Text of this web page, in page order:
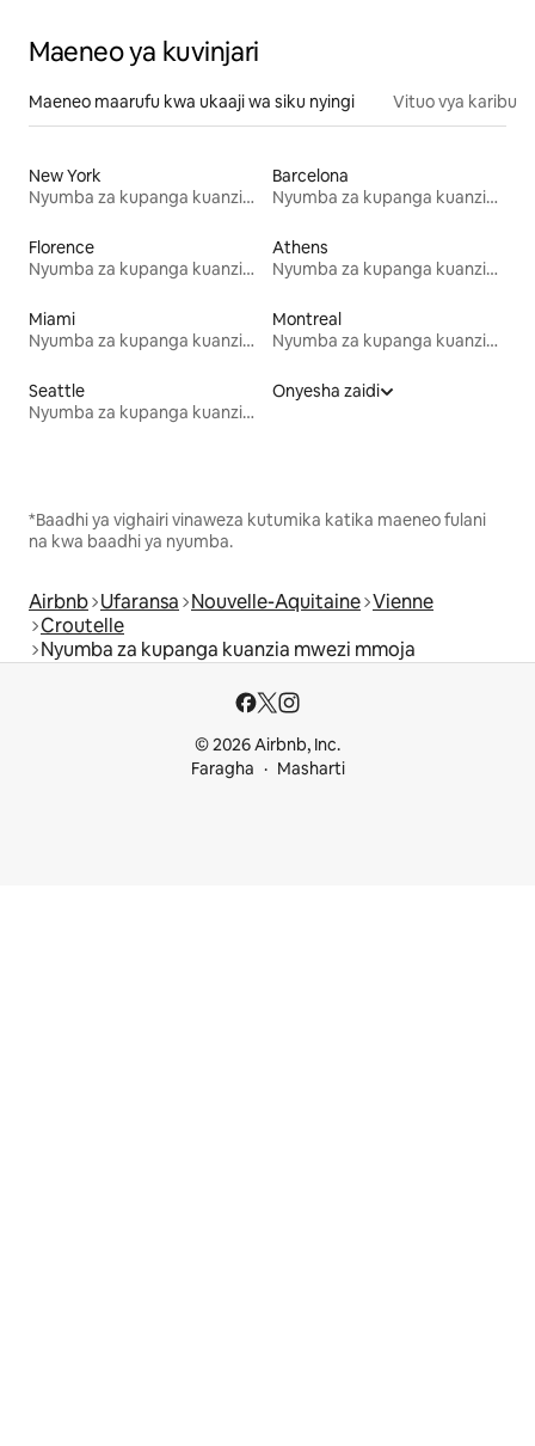
Maeneo ya kuvinjari
Maeneo maarufu kwa ukaaji wa siku nyingi Vituo vya karibu
New York
Nyumba za kupanga kuanzia mwezi mmoja
Barcelona
Nyumba za kupanga kuanzia mwezi mmoja
Florence
Nyumba za kupanga kuanzia mwezi mmoja
Athens
Nyumba za kupanga kuanzia mwezi mmoja
Miami
Nyumba za kupanga kuanzia mwezi mmoja
Montreal
Nyumba za kupanga kuanzia mwezi mmoja
Seattle
Nyumba za kupanga kuanzia mwezi mmoja
Onyesha zaidi
*Baadhi ya vighairi vinaweza kutumika katika maeneo fulani
na kwa baadhi ya nyumba.
Airbnb Ufaransa Nouvelle-Aquitaine Vienne
Croutelle
Nyumba za kupanga kuanzia mwezi mmoja
© 2026 Airbnb, Inc.
Faragha
Masharti